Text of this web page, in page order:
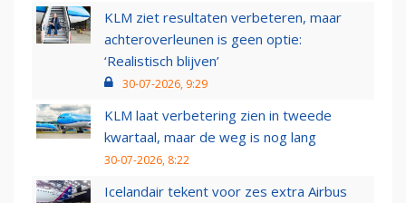
KLM ziet resultaten verbeteren, maar
achteroverleunen is geen optie:
‘Realistisch blijven’
30-07-2026, 9:29
KLM laat verbetering zien in tweede
kwartaal, maar de weg is nog lang
30-07-2026, 8:22
Icelandair tekent voor zes extra Airbus